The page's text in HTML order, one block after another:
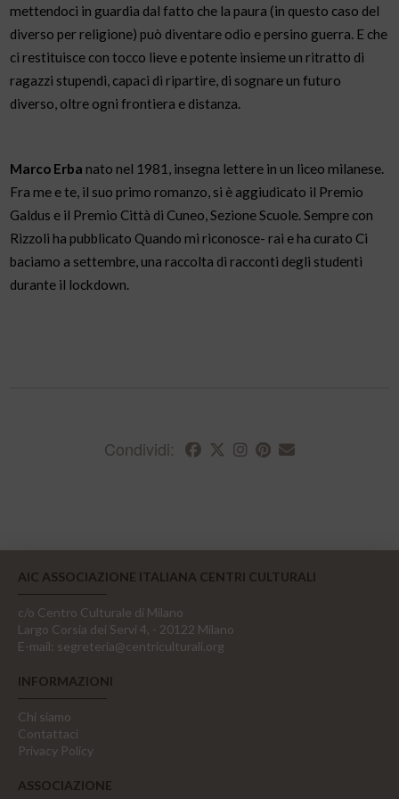
mettendoci in guardia dal fatto che la paura (in questo caso del
diverso per religione) può diventare odio e persino guerra. E che
ci restituisce con tocco lieve e potente insieme un ritratto di
ragazzi stupendi, capaci di ripartire, di sognare un futuro
diverso, oltre ogni frontiera e distanza.
Marco Erba nato nel 1981, insegna lettere in un liceo milanese.
Fra me e te, il suo primo romanzo, si è aggiudicato il Premio
Galdus e il Premio Città di Cuneo, Sezione Scuole. Sempre con
Rizzoli ha pubblicato Quando mi riconosce- rai e ha curato Ci
baciamo a settembre, una raccolta di racconti degli studenti
durante il lockdown.
Condividi:
AIC ASSOCIAZIONE ITALIANA CENTRI CULTURALI
c/o Centro Culturale di Milano
Largo Corsia dei Servi 4, - 20122 Milano
E-mail: segreteria@centriculturali.org
INFORMAZIONI
Chi siamo
Contattaci
Privacy Policy
ASSOCIAZIONE